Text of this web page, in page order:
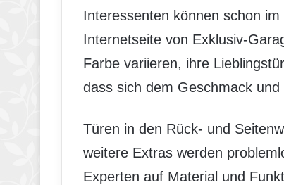
Interessenten können schon
Internetseite von Exklusiv-
Farbe variieren, ihre
dass sich dem Geschmack
Türen in den Rück- und
weitere Extras werden
Experten auf Material und